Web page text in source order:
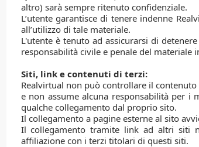
altro) sarà sempre ritenuto confidenziale.
L’utente garantisce di tenere indenne
all’utilizzo di tale materiale.
L'utente è tenuto ad assicurarsi di
responsabilità civile e penale del materiale
Siti, link e contenuti di terzi:
Realvirtual non può controllare il
e non assume alcuna responsabilità per
qualche collegamento dal proprio sito.
Il collegamento a pagine esterne al sito
Il collegamento tramite link ad altri siti
affiliazione con i terzi titolari di questi siti.